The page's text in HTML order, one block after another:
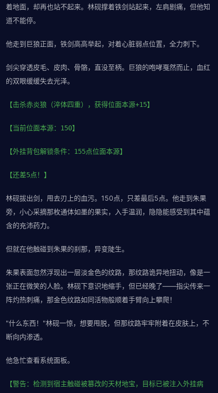
着地面，却再也站不起来。林砚撑着铁剑站起来，左肩剧痛，但他知
道不能停。
他走到巨狼正面，铁剑高高举起，对着心脏弱点位置，全力刺下。
剑尖穿透皮毛、皮肉、骨骼，直没至柄。巨狼的咆哮戛然而止，血红
的双眼缓缓失去光泽。
【击杀赤炎狼（淬体四重），获得位面本源+15】
【当前位面本源：150】
【外挂背包解锁条件：155点位面本源】
【还差5点！】
林砚拔出剑，甩去刃上的血污。150点，只差最后5点。他走到朱果
旁，小心采摘那枚通体如墨的果实，入手温润，隐隐能感受到其中蕴
含的充沛药力。
但就在他触碰到朱果的刹那，异变陡生。
朱果表面忽然浮现出一层淡金色的纹路，那纹路诡异地扭动，像是一
张正在微笑的人脸。林砚下意识地缩手，但已经晚了——指尖传来一
阵灼热刺痛，那金色纹路如同活物般顺着手臂向上攀爬！
"什么东西！"林砚一惊，想要甩脱，但那纹路牢牢附着在皮肤上，不
断向内渗透。
他急忙查看系统面板。
【警告：检测到宿主触碰被篡改的天材地宝，目标已被注入外挂病